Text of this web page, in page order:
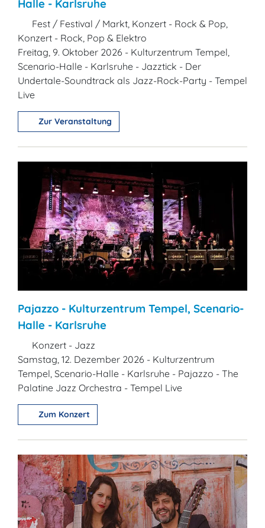
Halle - Karlsruhe
Fest / Festival / Markt, Konzert - Rock & Pop,
Konzert - Rock, Pop & Elektro
Freitag, 9. Oktober 2026 - Kulturzentrum Tempel,
Scenario-Halle - Karlsruhe - Jazztick - Der
Undertale-Soundtrack als Jazz-Rock-Party - Tempel
Live
Zur Veranstaltung
Pajazzo - Kulturzentrum Tempel, Scenario-
Halle - Karlsruhe
Konzert - Jazz
Samstag, 12. Dezember 2026 - Kulturzentrum
Tempel, Scenario-Halle - Karlsruhe - Pajazzo - The
Palatine Jazz Orchestra - Tempel Live
Zum Konzert